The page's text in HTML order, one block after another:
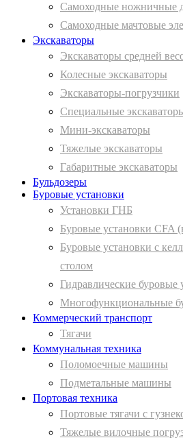
Самоходные ножничные
Самоходные мачтовые
Экскаваторы
Экскаваторы средней
Колесные экскаваторы
Экскаваторы-погрузчики
Специальные
Мини-экскаваторы
Тяжелые экскаваторы
Габаритные экскаваторы
Бульдозеры
Буровые установки
Установки ГНБ
Буровые установки CFA
Буровые установки с
столом
Гидравлические буровые
Многофункциональные
Коммерческий транспорт
Тягачи
Коммунальная техника
Поломоечные машины
Подметальные машины
Портовая техника
Портовые тягачи с
Тяжелые вилочные